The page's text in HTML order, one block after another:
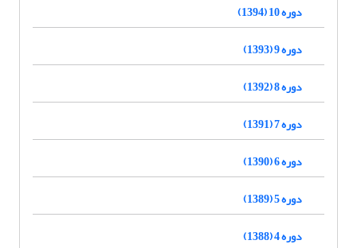
دوره 10 (1394)
دوره 9 (1393)
دوره 8 (1392)
دوره 7 (1391)
دوره 6 (1390)
دوره 5 (1389)
دوره 4 (1388)